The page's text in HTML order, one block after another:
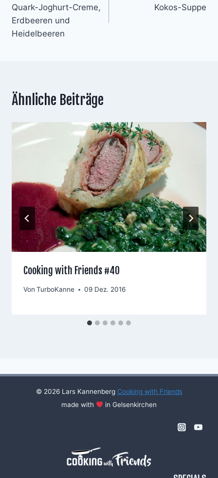
Quark-Joghurt-Creme,
Erdbeeren und
Heidelbeeren
Kokos-Suppe
Ähnliche Beiträge
Cooking with Friends #40
Von TurboKanne 09 Dez. 2016
© 2026 Lars Kannenberg Cooking with Friends
made with
in Gelsenkirchen